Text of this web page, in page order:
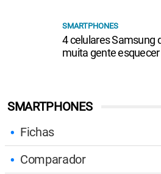
SMARTPHONES
Fichas
Comparador
SMARTPHONES
4 celulares Samsung
muita gente